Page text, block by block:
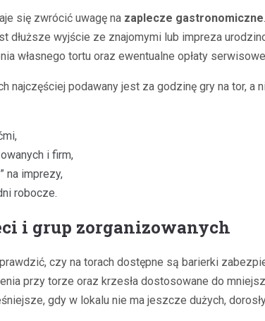
się zwrócić uwagę na zaplecze gastronomiczne
dłuższe wyjście ze znajomymi lub impreza
własnego tortu oraz ewentualne opłaty
najczęściej podawany jest za godzinę gry na tor,
i firm,
na imprezy,
robocze.
i grup zorganizowanych
czy na torach dostępne są barierki
przy torze oraz krzesła dostosowane do
gdy w lokalu nie ma jeszcze dużych,